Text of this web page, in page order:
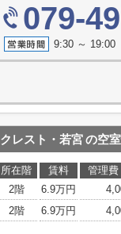
079-
9:30 ～ 19:00
クレスト・若宮の空
所在階 賃料 管理費
2階
6.9万円
2階
6.9万円